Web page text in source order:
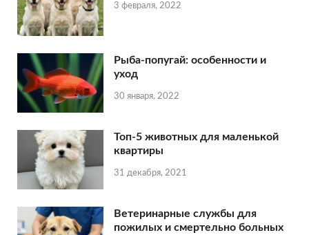
3 февраля, 2022
Рыба-попугай: особенности и
уход
30 января, 2022
Топ-5 животных для маленькой
квартиры
31 декабря, 2021
Ветеринарные службы для
пожилых и смертельно больных